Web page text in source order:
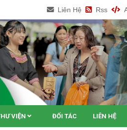
Liên Hệ Rss
VIỆN ĐỐI TÁC LIÊN HỆ